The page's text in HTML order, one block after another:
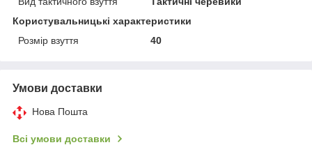
Користувальницькі характеристики
Розмір взуття
40
Умови доставки
Нова Пошта
Всі умови доставки